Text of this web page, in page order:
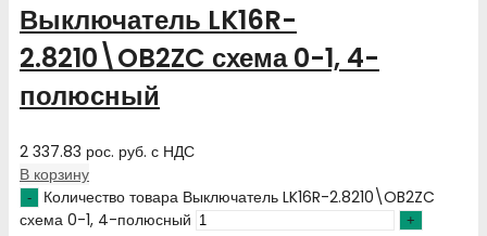
Выключатель LK16R-
2.8210\OB2ZC схема 0-1, 4-
полюсный
2 337.83 рос. руб. с НДС
В корзину
Количество товара Выключатель LK16R-2.8210\OB2ZC
схема 0-1, 4-полюсный